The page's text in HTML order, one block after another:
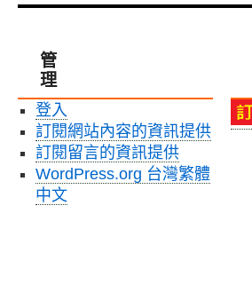
管
理
登入
訂閱網站內容的資訊提供
訂閱留言的資訊提供
WordPress.org 台灣繁體
中文